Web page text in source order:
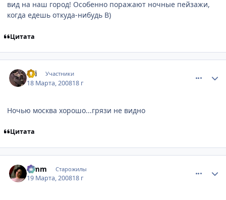
вид на наш город! Особенно поражают ночные пейзажи,
когда едешь откуда-нибудь B)
Цитата
Sаi Участники
18 Марта, 200818 г
Ночью москва хорошо...грязи не видно
Цитата
Limm Старожилы
19 Марта, 200818 г